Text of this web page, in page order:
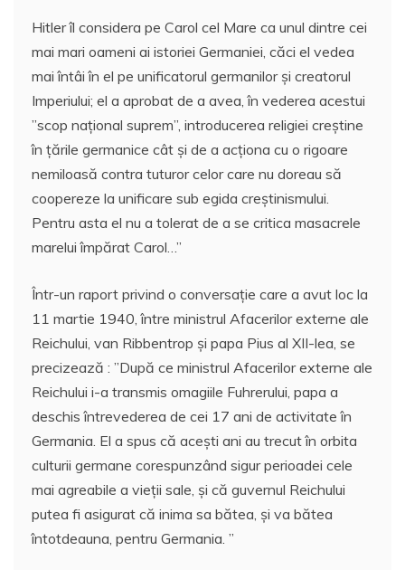
Hitler îl considera pe Carol cel Mare ca unul dintre cei
mai mari oameni ai istoriei Germaniei, căci el vedea
mai întâi în el pe unificatorul germanilor şi creatorul
Imperiului; el a aprobat de a avea, în vederea acestui
”scop naţional suprem”, introducerea religiei creştine
în ţările germanice cât şi de a acţiona cu o rigoare
nemiloasă contra tuturor celor care nu doreau să
coopereze la unificare sub egida creştinismului.
Pentru asta el nu a tolerat de a se critica masacrele
marelui împărat Carol…”
Într-un raport privind o conversaţie care a avut loc la
11 martie 1940, între ministrul Afacerilor externe ale
Reichului, van Ribbentrop şi papa Pius al XII-lea, se
precizează : ”După ce ministrul Afacerilor externe ale
Reichului i-a transmis omagiile Fuhrerului, papa a
deschis întrevederea de cei 17 ani de activitate în
Germania. El a spus că aceşti ani au trecut în orbita
culturii germane corespunzând sigur perioadei cele
mai agreabile a vieţii sale, şi că guvernul Reichului
putea fi asigurat că inima sa bătea, şi va bătea
întotdeauna, pentru Germania. ”